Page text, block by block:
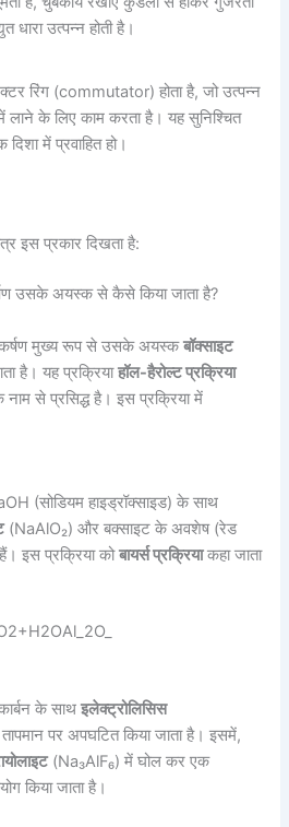
धारा उत्पन्न होती है।
रिंग (commutator) होता है, जो उत्पन्न
में लाने के लिए काम करता है। यह सुनिश्चित
में प्रवाहित हो।
इस प्रकार दिखता है:
उसके अयस्क से कैसे किया जाता है?
मुख्य रूप से उसके अयस्कबॉक्साइट
है। यह प्रक्रियाहॉल-हैरोल्ट प्रक्रिया
से प्रसिद्ध है। इस प्रक्रिया में
(सोडियम हाइड्रॉक्साइड) के साथ
(NaAlO₂) और बक्साइट के अवशेष (रेड
इस प्रक्रिया कोबायर्स प्रक्रियाकहा जाता
के साथइलेक्ट्रोलिसिस
पर अपघटित किया जाता है। इसमें,
(Na₃AlF₆) में घोल कर एक
किया जाता है।